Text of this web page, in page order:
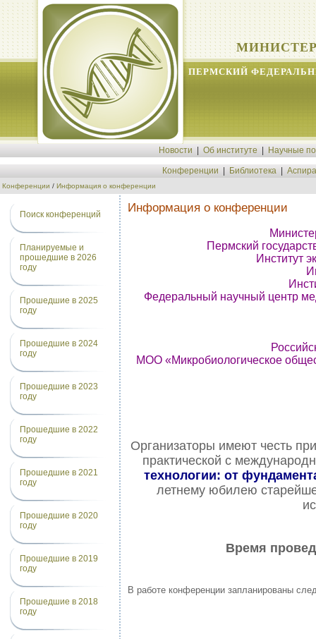
ПЕРМСКИЙ
Новости Об институте Научные
Конференции Библиотека
Конференции / Информация о конференции
Поиск конференций
Планируемые и
прошедшие в 2026
году
Прошедшие в 2025
году
Прошедшие в 2024
году
Прошедшие в 2023
году
Прошедшие в 2022
году
Прошедшие в 2021
году
Прошедшие в 2020
году
Прошедшие в 2019
году
Прошедшие в 2018
году
Информация о конференции
Пермский
Институт
Федеральный научный центр
МОО «Микробиологическое
Организаторы имеют честь
практической с
технологии: от
летнему юбилею
Время
В работе конференции запланированы